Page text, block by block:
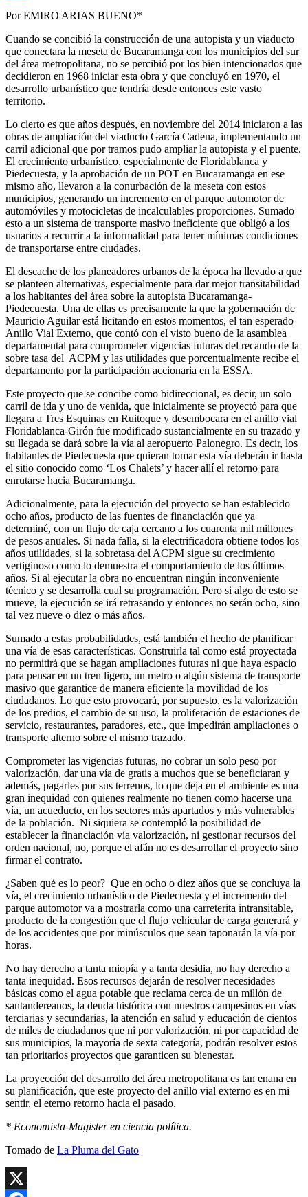
Link
Compartir
Por EMIRO ARIAS BUENO*
Cuando se concibió la construcción de una autopista y un viaducto
que conectara la meseta de Bucaramanga con los municipios del sur
del área metropolitana, no se percibió por los bien intencionados que
decidieron en 1968 iniciar esta obra y que concluyó en 1970, el
desarrollo urbanístico que tendría desde entonces este vasto
territorio.
Lo cierto es que años después, en noviembre del 2014 iniciaron a las
obras de ampliación del viaducto García Cadena, implementando un
carril adicional que por tramos pudo ampliar la autopista y el puente.
El crecimiento urbanístico, especialmente de Floridablanca y
Piedecuesta, y la aprobación de un POT en Bucaramanga en ese
mismo año, llevaron a la conurbación de la meseta con estos
municipios, generando un incremento en el parque automotor de
automóviles y motocicletas de incalculables proporciones. Sumado
esto a un sistema de transporte masivo ineficiente que obligó a los
usuarios a recurrir a la informalidad para tener mínimas condiciones
de transportarse entre ciudades.
El descache de los planeadores urbanos de la época ha llevado a que
se planteen alternativas, especialmente para dar mejor transitabilidad
a los habitantes del área sobre la autopista Bucaramanga-
Piedecuesta. Una de ellas es precisamente la que la gobernación de
Mauricio Aguilar está licitando en estos momentos, el tan esperado
Anillo Vial Externo, que contó con el visto bueno de la asamblea
departamental para comprometer vigencias futuras del recaudo de la
sobre tasa del ACPM y las utilidades que porcentualmente recibe el
departamento por la participación accionaria en la ESSA.
Este proyecto que se concibe como bidireccional, es decir, un solo
carril de ida y uno de venida, que inicialmente se proyectó para que
llegara a Tres Esquinas en Ruitoque y desembocara en el anillo vial
Floridablanca-Girón fue modificado sustancialmente en su trazado y
su llegada se dará sobre la vía al aeropuerto Palonegro. Es decir, los
habitantes de Piedecuesta que quieran tomar esta vía deberán ir hasta
el sitio conocido como ‘Los Chalets’ y hacer allí el retorno para
enrutarse hacia Bucaramanga.
Adicionalmente, para la ejecución del proyecto se han establecido
ocho años, producto de las fuentes de financiación que ya
determiné, con un flujo de caja cercano a los cuarenta mil millones
de pesos anuales. Si nada falla, si la electrificadora obtiene todos los
años utilidades, si la sobretasa del ACPM sigue su crecimiento
vertiginoso como lo demuestra el comportamiento de los últimos
años. Si al ejecutar la obra no encuentran ningún inconveniente
técnico y se desarrolla cual su programación. Pero si algo de esto se
mueve, la ejecución se irá retrasando y entonces no serán ocho, sino
tal vez nueve o diez o más años.
Sumado a estas probabilidades, está también el hecho de planificar
una vía de esas características. Construirla tal como está proyectada
no permitirá que se hagan ampliaciones futuras ni que haya espacio
para pensar en un tren ligero, un metro o algún sistema de transporte
masivo que garantice de manera eficiente la movilidad de los
ciudadanos. Lo que esto provocará, por supuesto, es la valorización
de los predios, el cambio de su uso, la proliferación de estaciones de
servicio, restaurantes, paradores, etc., que impedirán ampliaciones o
transporte alterno sobre el mismo trazado.
Comprometer las vigencias futuras, no cobrar un solo peso por
valorización, dar una vía de gratis a muchos que se beneficiaran y
además, pagarles por sus terrenos, lo que deja en el ambiente es una
gran inequidad con quienes realmente no tienen como hacerse una
vía, un acueducto, en los sectores más apartados y más vulnerables
de la población. Ni siquiera se contempló la posibilidad de
establecer la financiación vía valorización, ni gestionar recursos del
orden nacional, no, porque el afán no es desarrollar el proyecto sino
firmar el contrato.
¿Saben qué es lo peor? Que en ocho o diez años que se concluya la
vía, el crecimiento urbanístico de Piedecuesta y el incremento del
parque automotor va a mostrarla como una carreterita intransitable,
producto de la congestión que el flujo vehicular de carga generará y
de los accidentes que por minúsculos que sean taponarán la vía por
horas.
No hay derecho a tanta miopía y a tanta desidia, no hay derecho a
tanta inequidad. Esos recursos dejarán de resolver necesidades
básicas como el agua potable que reclama cerca de un millón de
santandereanos, la deuda histórica con nuestros campesinos en vías
terciarias y secundarias, la atención en salud y educación de cientos
de miles de ciudadanos que ni por valorización, ni por capacidad de
sus municipios, la mayoría de sexta categoría, podrán resolver estos
tan prioritarios proyectos que garanticen su bienestar.
La proyección del desarrollo del área metropolitana es tan enana en
su planificación, que este proyecto del anillo vial externo es en mi
sentir, el eterno retorno hacia el pasado.
* Economista-Magister en ciencia política.
Tomado de La Pluma del Gato